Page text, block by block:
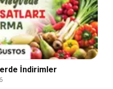
İndirimler